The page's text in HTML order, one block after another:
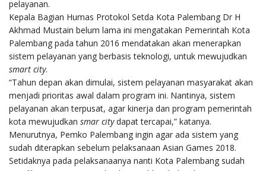
pelayanan.
Kepala Bagian Humas Protokol Setda Kota Palembang Dr H
Akhmad Mustain belum lama ini mengatakan Pemerintah Kota
Palembang pada tahun 2016 mendatakan akan menerapkan
sistem pelayanan yang berbasis teknologi, untuk mewujudkan
smart city.
“Tahun depan akan dimulai, sistem pelayanan masyarakat akan
menjadi prioritas awal dalam program ini. Nantinya, sistem
pelayanan akan terpusat, agar kinerja dan program pemerintah
kota mewujudkan smar citydapat tercapai,” katanya.
Menurutnya, Pemko Palembang ingin agar ada sistem yang
sudah diterapkan sebelum pelaksanaan Asian Games 2018.
Setidaknya pada pelaksanaanya nanti Kota Palembang sudah